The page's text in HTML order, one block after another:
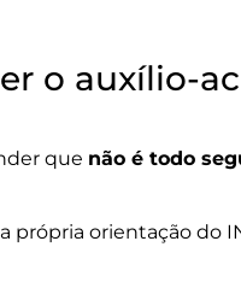
o auxílio-
que não é todo
própria orientação do